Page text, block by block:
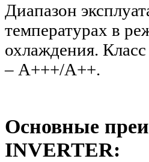
Диапазон
температурах в
охлаждения.
– A+++/A++.
Основные
INVERTER: